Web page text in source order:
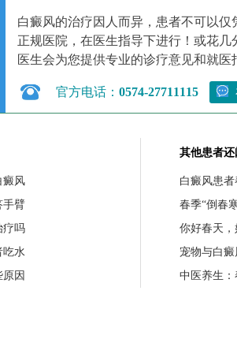
白癜风的治疗因人而异，患者不可以
正规医院，在医生指导下进行！或花
医生会为您提供专业的诊疗意见和就医
官方电话： 0574-27711115
癜风
手臂
疗吗
吃水
因
其他患者
白癜风患
春季“倒春
你好春天
宠物与白
中医养生：